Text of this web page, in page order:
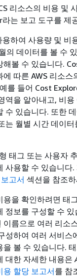
리소스의 비용 및
는 보고 도구를 제
하여 사용량 및 비
의 데이터를 볼 수
해볼 수 있습니다.
따른 AWS 리소스
를 들어 Cost
역을 알아내고, 비
수 있습니다. 또한
는 월별 시간 데이터
태그 또는 사용자
사용할 수 있습니다
고서 섹션을 참조
용을 확인하려면 태
정보를 구성할 수
이름으로 여러 리소
성하여 여러 서비스
을 볼 수 있습니다.
대한 자세한 내용은
용 할당 보고서를 참